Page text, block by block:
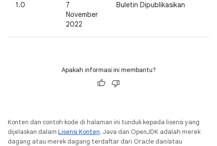
1.0
7
November
2022
Buletin Dipublikasikan
Apakah informasi ini membantu?
Konten dan contoh kode di halaman ini tunduk kepada lisensi yang
dijelaskan dalam Lisensi Konten. Java dan OpenJDK adalah merek
dagang atau merek dagang terdaftar dari Oracle dan/atau